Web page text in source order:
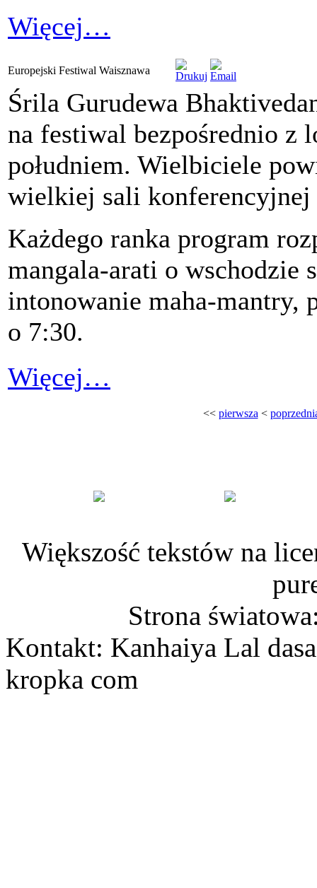
Więcej…
Europejski Festiwal Waisznawa
Śrila Gurudewa
na festiwal bezpośrednio z
południem. Wielbiciele
wielkiej sali
Każdego ranka program
mangala-arati o wschodzie
intonowanie maha-mantry,
o 7:30.
Więcej…
<< pierwsza <
Większość tekstów na
Strona
Kontakt: Kanhaiya Lal
kropka com